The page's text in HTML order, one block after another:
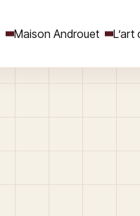
Maison Androuet L’art